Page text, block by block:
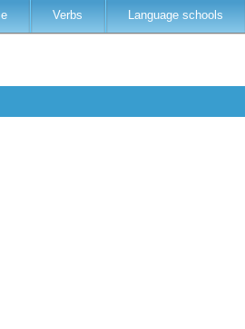
Verbs Language schools